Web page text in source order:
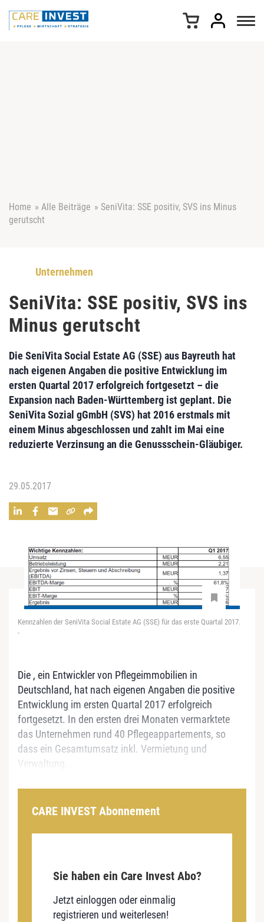
Home » Alle Beiträge » SeniVita: SSE positiv, SVS ins Minus
gerutscht
Unternehmen
SeniVita: SSE positiv, SVS ins
Minus gerutscht
Die SeniVita Social Estate AG (SSE) aus Bayreuth hat
nach eigenen Angaben die positive Entwicklung im
ersten Quartal 2017 erfolgreich fortgesetzt – die
Expansion nach Baden-Württemberg ist geplant. Die
SeniVita Sozial gGmbH (SVS) hat 2016 erstmals mit
einem Minus abgeschlossen und zahlt im Mai eine
reduzierte Verzinsung an die Genussschein-Gläubiger.
29.05.2017
Kennzahlen der SeniVita Social Estate AG (SSE) für das erste Quartal 2017.
-
Die , ein Entwickler von Pflegeimmobilien in
Deutschland, hat nach eigenen Angaben die positive
Entwicklung im ersten Quartal 2017 erfolgreich
fortgesetzt. In den ersten drei Monaten vermarktete
das Unternehmen rund 40 Pflegeappartements, so
dass ein Gesamtumsatz inkl. Vermietung und
Verwaltung...
CARE INVEST Abonnement
Sie haben ein Care Invest Abo?
Jetzt einloggen oder einmalig
registrieren und weiterlesen!